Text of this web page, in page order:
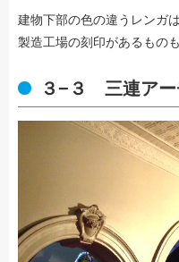
建物下部の色の違うレンガ
製造工場の刻印があるもの
３−３ 三連アー